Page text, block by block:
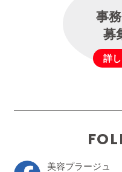
事
募
詳
美容プラージュ